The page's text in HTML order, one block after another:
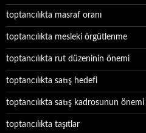
toptancılıkta masraf oranı
toptancılıkta mesleki örgütlenme
toptancılıkta rut düzeninin önemi
toptancılıkta satış hedefi
toptancılıkta satış kadrosunun önemi
toptancılıkta taşıtlar